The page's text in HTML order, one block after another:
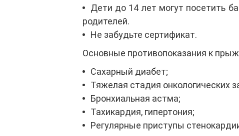
Дети до 14 лет могут посетить
родителей.
Не забудьте сертификат.
Основные противопоказания к
Сахарный диабет;
Тяжелая стадия онкологических
Бронхиальная астма;
Тахикардия, гипертония;
Регулярные приступы